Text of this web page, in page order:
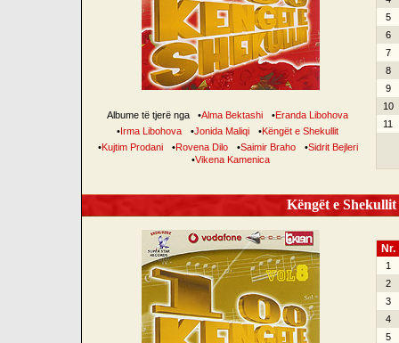
Albume të tjerë nga •Alma Bektashi •Eranda Libohova
•Irma Libohova •Jonida Maliqi •Këngët e Shekullit
•Kujtim Prodani •Rovena Dilo •Saimir Braho •Sidrit Bejleri
•Vikena Kamenica
5
6
7
8
9
10
11
Këngët e
Nr.
1
2
3
4
5